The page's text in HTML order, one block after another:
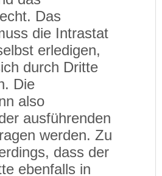
Das
die Intrastat
erledigen,
durch Dritte
Die
also
ausführenden
werden. Zu
dass der
ebenfalls in